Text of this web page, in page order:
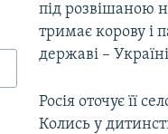
під розвішаною
тримає корову і
державі –
Росія оточує її
Колись у